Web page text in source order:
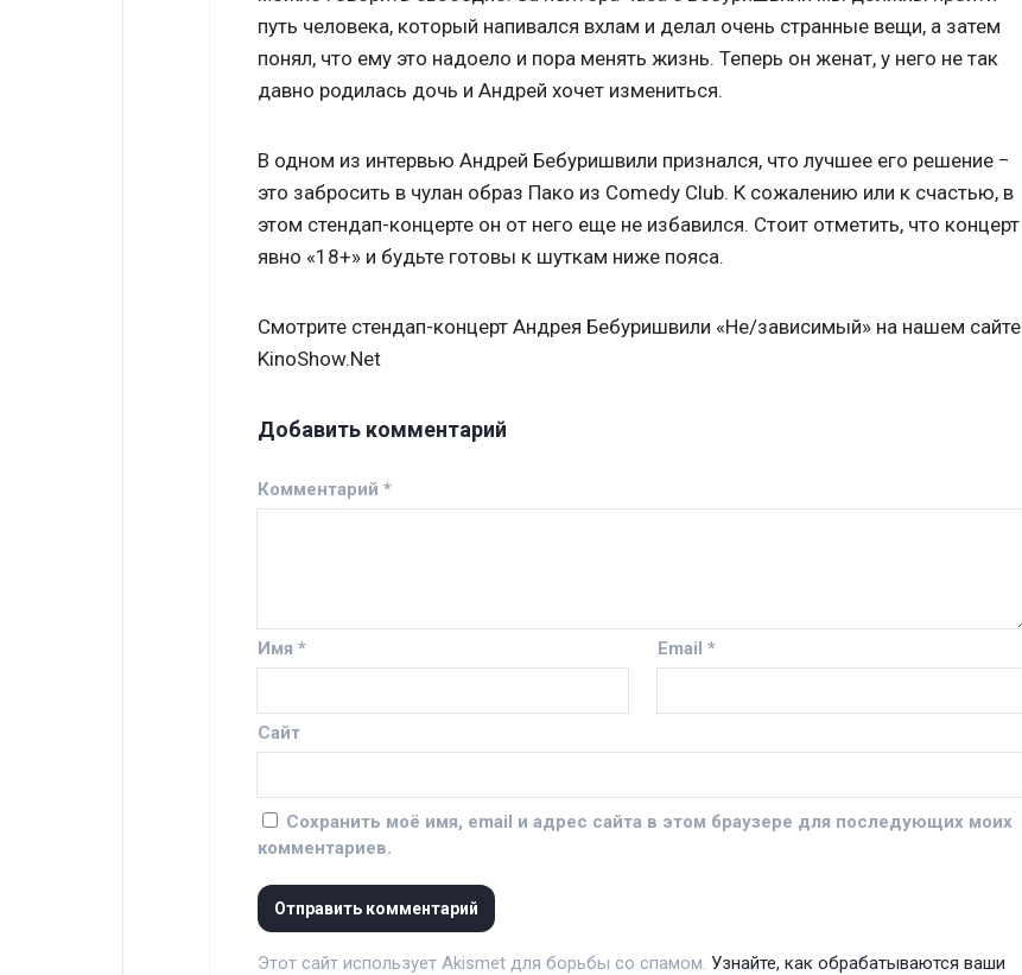
путь человека, который напивался вхлам и делал очень странные вещи, а затем
понял, что ему это надоело и пора менять жизнь. Теперь он женат, у него не так
давно родилась дочь и Андрей хочет измениться.
В одном из интервью Андрей Бебуришвили признался, что лучшее его решение −
это забросить в чулан образ Пако из Comedy Club. К сожалению или к счастью, в
этом стендап-концерте он от него еще не избавился. Стоит отметить, что концерт
явно «18+» и будьте готовы к шуткам ниже пояса.
Смотрите стендап-концерт Андрея Бебуришвили «Не/зависимый» на нашем сайте
KinoShow.Net
Добавить комментарий
Комментарий *
Имя * Email*
Сайт
Сохранить моё имя, email и адрес сайта в этом браузере для последующих моих
комментариев.
Этот сайт использует Akismet для борьбы со спамом. Узнайте, как обрабатываются ваши